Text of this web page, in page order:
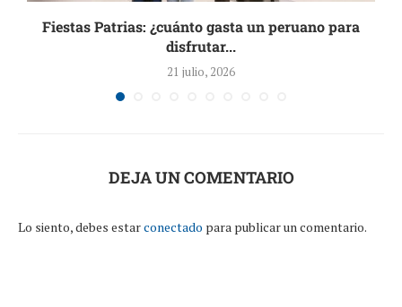
Fiestas Patrias: ¿cuánto gasta un peruano para
disfrutar...
21 julio, 2026
DEJA UN COMENTARIO
Lo siento, debes estarconectado para publicar un comentario.